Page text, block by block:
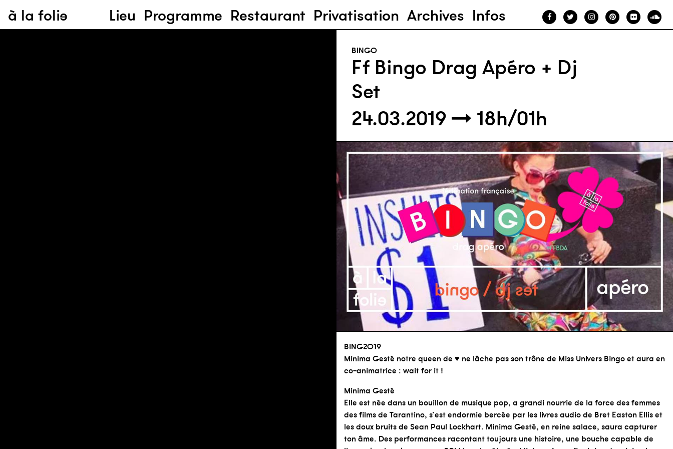
à la folie Lieu Programme Restaurant Privatisation Archives Infos
Ff Bingo Drag Apéro + Dj
Set
BINGO
24.03.2019 18h/01h
BING2O19
Minima Gesté notre queen de ♥ ne lâche pas son trône de Miss Univers Bingo et aura en
co-animatrice : wait for it !
Minima Gesté
Elle est née dans un bouillon de musique pop, a grandi nourrie de la force des femmes
des films de Tarantino, s’est endormie bercée par les livres audio de Bret Easton Ellis et
les doux bruits de Sean Paul Lockhart. Minima Gesté, en reine salace, saura capturer
ton âme. Des performances racontant toujours une histoire, une bouche capable de